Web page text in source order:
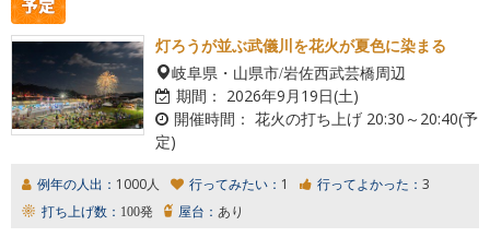
灯ろうが並ぶ武儀川を花火が夏色に染まる
岐阜県・山県市/岩佐西武芸橋周辺
期間： 2026年9月19日(土)
開催時間： 花火の打ち上げ 20:30～20:40(予
定)
例年の人出： 1000人 行ってみたい： 1 行ってよかった： 3
打ち上げ数： 100発 屋台： あり